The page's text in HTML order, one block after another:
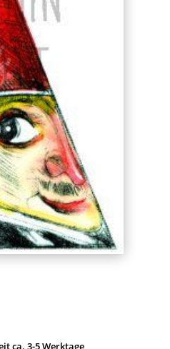
ca. 3-5 Werktage